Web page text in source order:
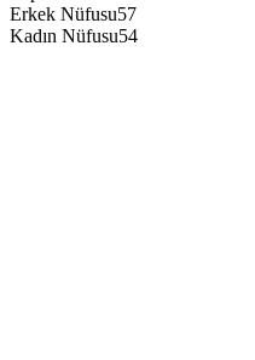
Erkek Nüfusu57
Kadın Nüfusu54